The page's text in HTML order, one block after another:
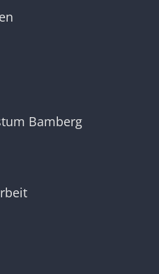
Bamberg